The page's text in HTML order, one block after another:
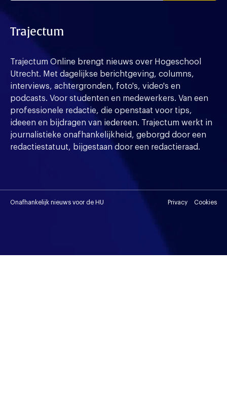
Trajectum
Trajectum Online brengt nieuws over Hogeschool
Utrecht. Met dagelijkse berichtgeving, columns,
interviews, achtergronden, foto's, video's en
podcasts. Voor studenten en medewerkers. Van een
professionele redactie, die openstaat voor tips,
ideeen en bijdragen van iedereen. Trajectum werkt in
journalistieke onafhankelijkheid, geborgd door een
redactiestatuut, bijgestaan door een redactieraad.
Onafhankelijk nieuws voor de HU Privacy Cookies